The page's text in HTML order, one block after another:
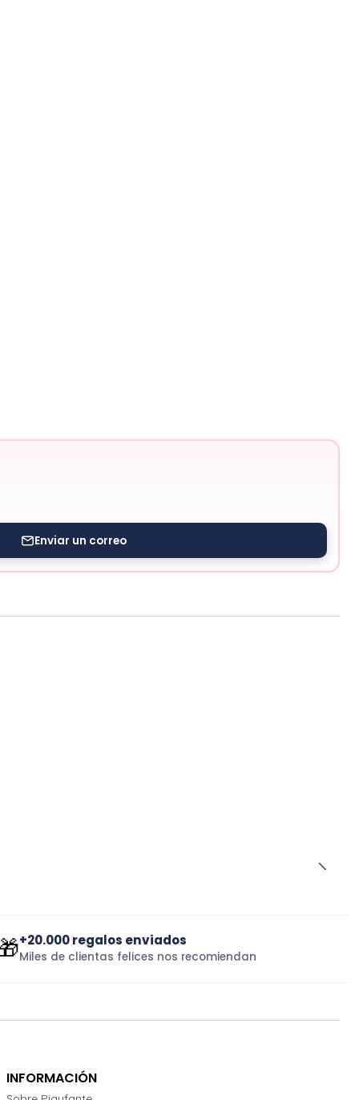
Enviar un correo
+20.000 regalos enviados
Miles de clientas felices nos recomiendan
INFORMACIÓN